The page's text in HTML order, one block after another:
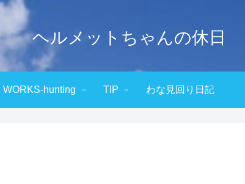
ヘルメットちゃんの休日
WORKS-hunting TIP わな見回り日記